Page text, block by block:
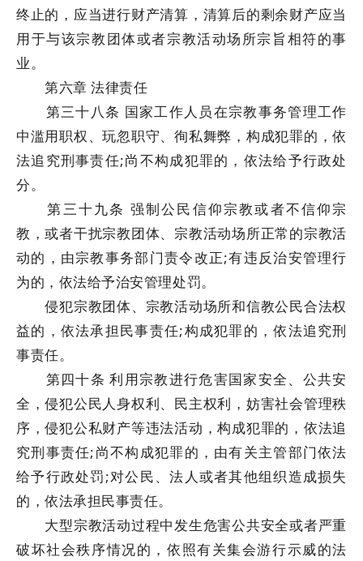
终止的，应当进行财产清算，清算后的剩余财产应当
用于与该宗教团体或者宗教活动场所宗旨相符的事
业。
第六章 法律责任
第三十八条 国家工作人员在宗教事务管理工作
中滥用职权、玩忽职守、徇私舞弊，构成犯罪的，依
法追究刑事责任;尚不构成犯罪的，依法给予行政处
分。
第三十九条 强制公民信仰宗教或者不信仰宗
教，或者干扰宗教团体、宗教活动场所正常的宗教活
动的，由宗教事务部门责令改正;有违反治安管理行
为的，依法给予治安管理处罚。
侵犯宗教团体、宗教活动场所和信教公民合法权
益的，依法承担民事责任;构成犯罪的，依法追究刑
事责任。
第四十条 利用宗教进行危害国家安全、公共安
全，侵犯公民人身权利、民主权利，妨害社会管理秩
序，侵犯公私财产等违法活动，构成犯罪的，依法追
究刑事责任;尚不构成犯罪的，由有关主管部门依法
给予行政处罚;对公民、法人或者其他组织造成损失
的，依法承担民事责任。
大型宗教活动过程中发生危害公共安全或者严重
破坏社会秩序情况的，依照有关集会游行示威的法